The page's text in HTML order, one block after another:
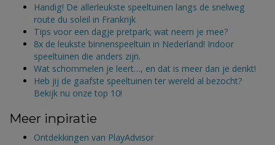
Handig! De allerleukste speeltuinen langs de snelweg
route du soleil in Frankrijk
Tips voor een dagje pretpark; wat neem je mee?
8x de leukste binnenspeeltuin in Nederland! Indoor
speeltuinen die anders zijn.
Wat schommelen je leert…, en dat is meer dan je denkt!
Heb jij de gaafste speeltuinen ter wereld al bezocht?
Bekijk nu onze top 10!
Meer inpiratie
Ontdekkingen van PlayAdvisor